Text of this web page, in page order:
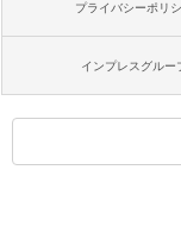
プライバシーポリ
インプレスグルー